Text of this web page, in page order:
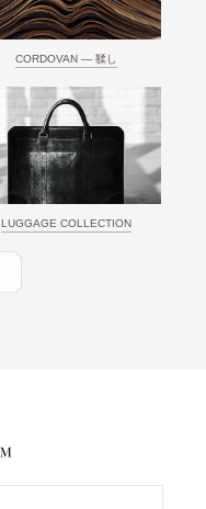
CORDOVAN ― 鞣し
LUGGAGE COLLECTION